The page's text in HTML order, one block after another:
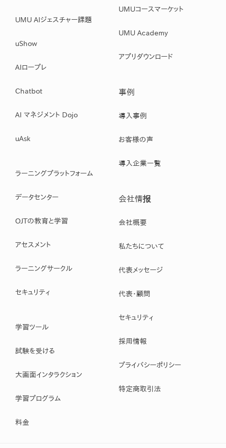
UMU AIジェスチャー課題
uShow
AIロープレ
Chatbot
AI マネジメント Dojo
uAsk
ラーニングプラットフォーム
データセンター
OJTの教育と学習
アセスメント
ラーニングサークル
セキュリティ
学習ツール
試験を受ける
大画面インタラクション
学習プログラム
料金
UMUコースマーケット
UMU Academy
アプリダウンロード
事例
導入事例
お客様の声
導入企業一覧
会社情报
会社概要
私たちについて
代表メッセージ
代表・顧問
セキュリティ
採用情報
プライバシーポリシー
特定商取引法